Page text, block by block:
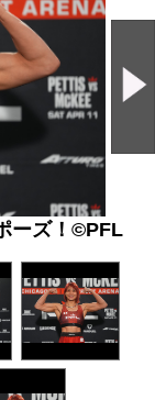
ーズ！©️PFL